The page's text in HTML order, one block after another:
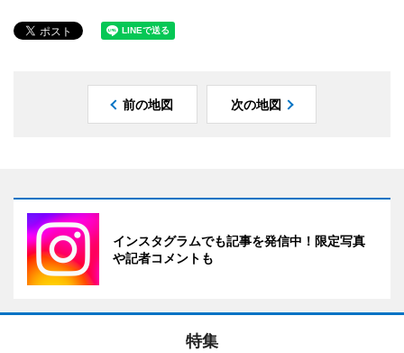
前の地図 次の地図
インスタグラムでも記事を発信中！限定写真
や記者コメントも
特集